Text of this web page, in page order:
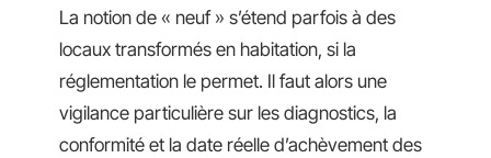
La notion de « neuf » s’étend parfois à des
locaux transformés en habitation, si la
réglementation le permet. Il faut alors une
vigilance particulière sur les diagnostics, la
conformité et la date réelle d’achèvement des